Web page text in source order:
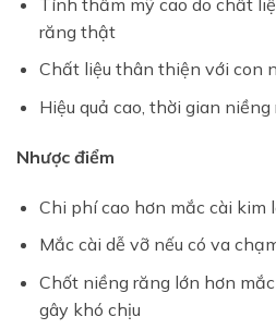
răng thật
Chất liệu thân thiện với con
Hiệu quả cao, thời gian
Nhược điểm
Chi phí cao hơn mắc cài kim
Mắc cài dễ vỡ nếu có va
Chốt niềng răng lớn hơn
gây khó chịu